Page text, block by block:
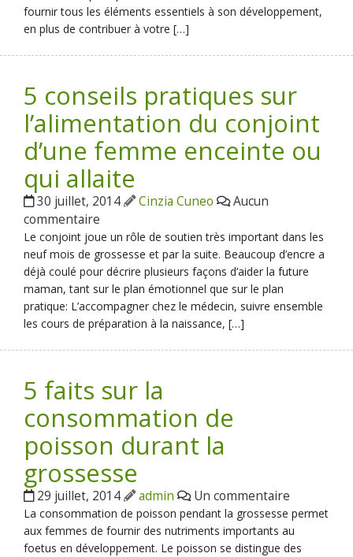
fournir tous les éléments essentiels à son développement,
en plus de contribuer à votre […]
5 conseils pratiques sur
l’alimentation du conjoint
d’une femme enceinte ou
qui allaite
30 juillet, 2014 Cinzia Cuneo
Aucun
commentaire
Le conjoint joue un rôle de soutien très important dans les
neuf mois de grossesse et par la suite. Beaucoup d’encre a
déjà coulé pour décrire plusieurs façons d’aider la future
maman, tant sur le plan émotionnel que sur le plan
pratique: L’accompagner chez le médecin, suivre ensemble
les cours de préparation à la naissance, […]
5 faits sur la
consommation de
poisson durant la
grossesse
29 juillet, 2014 admin Un commentaire
La consommation de poisson pendant la grossesse permet
aux femmes de fournir des nutriments importants au
foetus en développement. Le poisson se distingue des